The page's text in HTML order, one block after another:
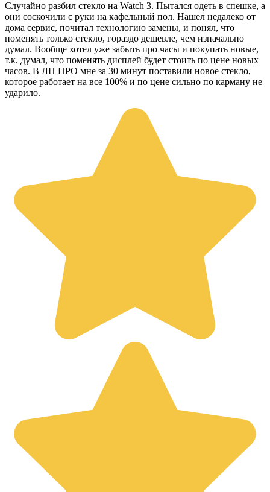
Случайно разбил стекло на Watch 3. Пытался одеть в спешке, а
они соскочили с руки на кафельный пол. Нашел недалеко от
дома сервис, почитал технологию замены, и понял, что
поменять только стекло, гораздо дешевле, чем изначально
думал. Вообще хотел уже забыть про часы и покупать новые,
т.к. думал, что поменять дисплей будет стоить по цене новых
часов. В ЛП ПРО мне за 30 минут поставили новое стекло,
которое работает на все 100% и по цене сильно по карману не
ударило.